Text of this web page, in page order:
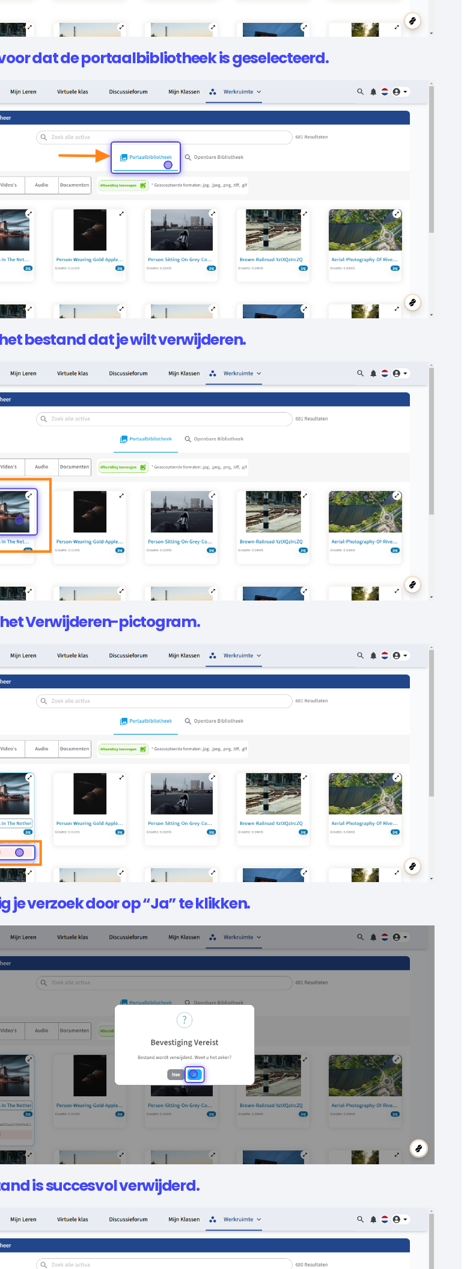
dat de portaalbibliotheek is geselecteerd.
bestand dat je wilt verwijderen.
het Verwijderen-pictogram.
je verzoek door op “Ja” te klikken.
is succesvol verwijderd.